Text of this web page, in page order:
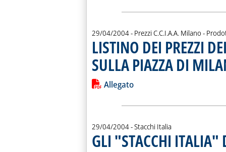
29/04/2004- Prezzi C.C.I.A.A. Milano -
LISTINO DEI PREZZI
SULLA PIAZZA DI
Leggi tutta la notizia: 'LISTINO DEI
Lista allegati PDF alla notizia
Allegato
29/04/2004- Stacchi Italia
GLI "STACCHI ITALIA"